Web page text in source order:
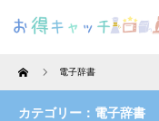
Home 電子辞書
カテゴリー：電子辞書